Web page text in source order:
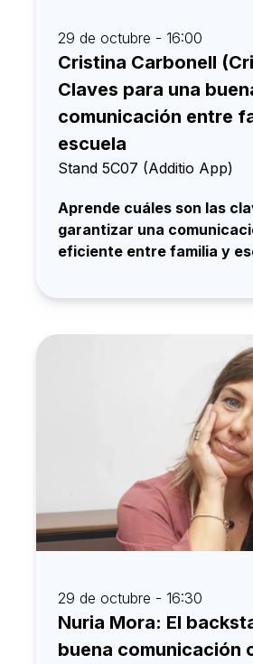
29 de octubre - 16:00
Cristina Carbonell
Claves para una
comunicación entre
escuela
Stand 5C07 (Additio App)
Aprende cuáles son las
garantizar una
eficiente entre familia y
29 de octubre - 16:30
Nuria Mora: El
buena comunicación